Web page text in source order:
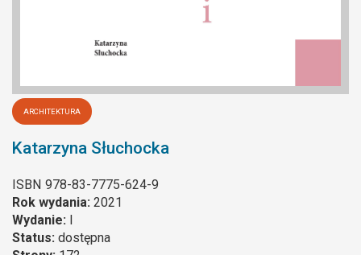
ARCHITEKTURA
Katarzyna Słuchocka
ISBN 978-83-7775-624-9
Rok wydania: 2021
Wydanie:
Status: dostępna